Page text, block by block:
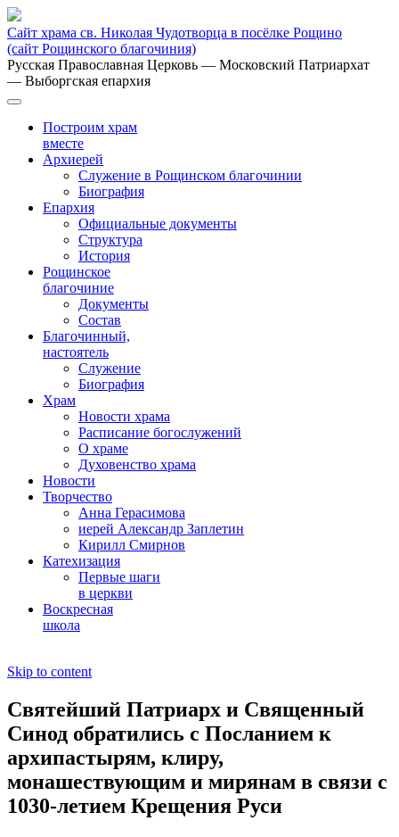
Сайт храма св. Николая Чудотворца в посёлке Рощино
(сайт Рощинского благочиния)
Русская Православная Церковь — Московский Патриархат
— Выборгская епархия
Построим храм
вместе
Архиерей
Служение в Рощинском благочинии
Биография
Епархия
Официальные документы
Структура
История
Рощинское
благочиние
Документы
Состав
Благочинный,
настоятель
Служение
Биография
Храм
Новости храма
Расписание богослужений
О храме
Духовенство храма
Новости
Творчество
Анна Герасимова
иерей Александр Заплетин
Кирилл Смирнов
Катехизация
Первые шаги
в церкви
Воскресная
школа
Skip to content
Святейший Патриарх и Священный
Синод обратились с Посланием к
архипастырям, клиру,
монашествующим и мирянам в связи с
1030-летием Крещения Руси